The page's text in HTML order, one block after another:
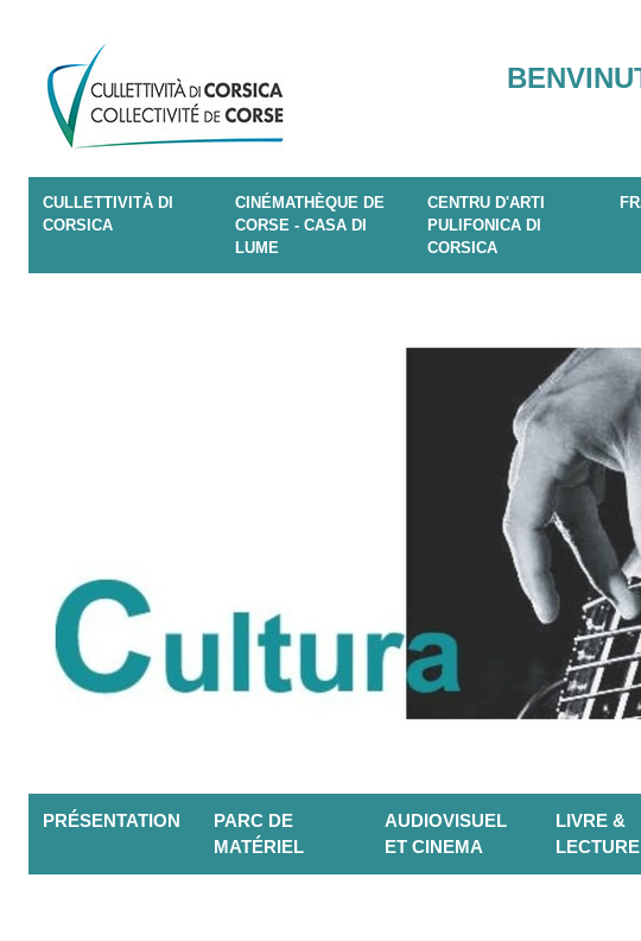
CULLETTIVITÀ DI
CORSICA
CINÉMATHÈQUE DE
CORSE - CASA DI
LUME
CENTRU D'ARTI
PULIFONICA DI
CORSICA
PRÉSENTATION
PARC DE
MATÉRIEL
AUDIOVISUEL
ET CINEMA
LIVRE &
LECTURE